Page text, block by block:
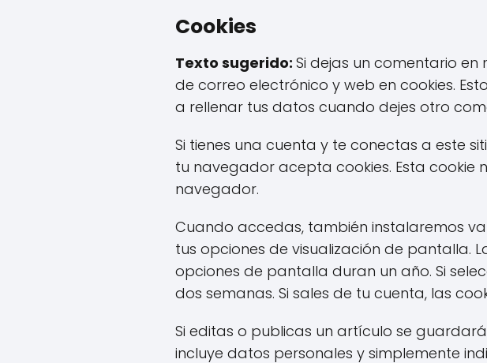
Cookies
Texto sugerido: Si dejas un comentario
de correo electrónico y web en cookies.
a rellenar tus datos cuando dejes otro
Si tienes una cuenta y te conectas a este
tu navegador acepta cookies. Esta cookie
navegador.
Cuando accedas, también instalaremos
tus opciones de visualización de pantalla.
opciones de pantalla duran un año. Si
dos semanas. Si sales de tu cuenta, las
Si editas o publicas un artículo se
incluye datos personales y simplemente